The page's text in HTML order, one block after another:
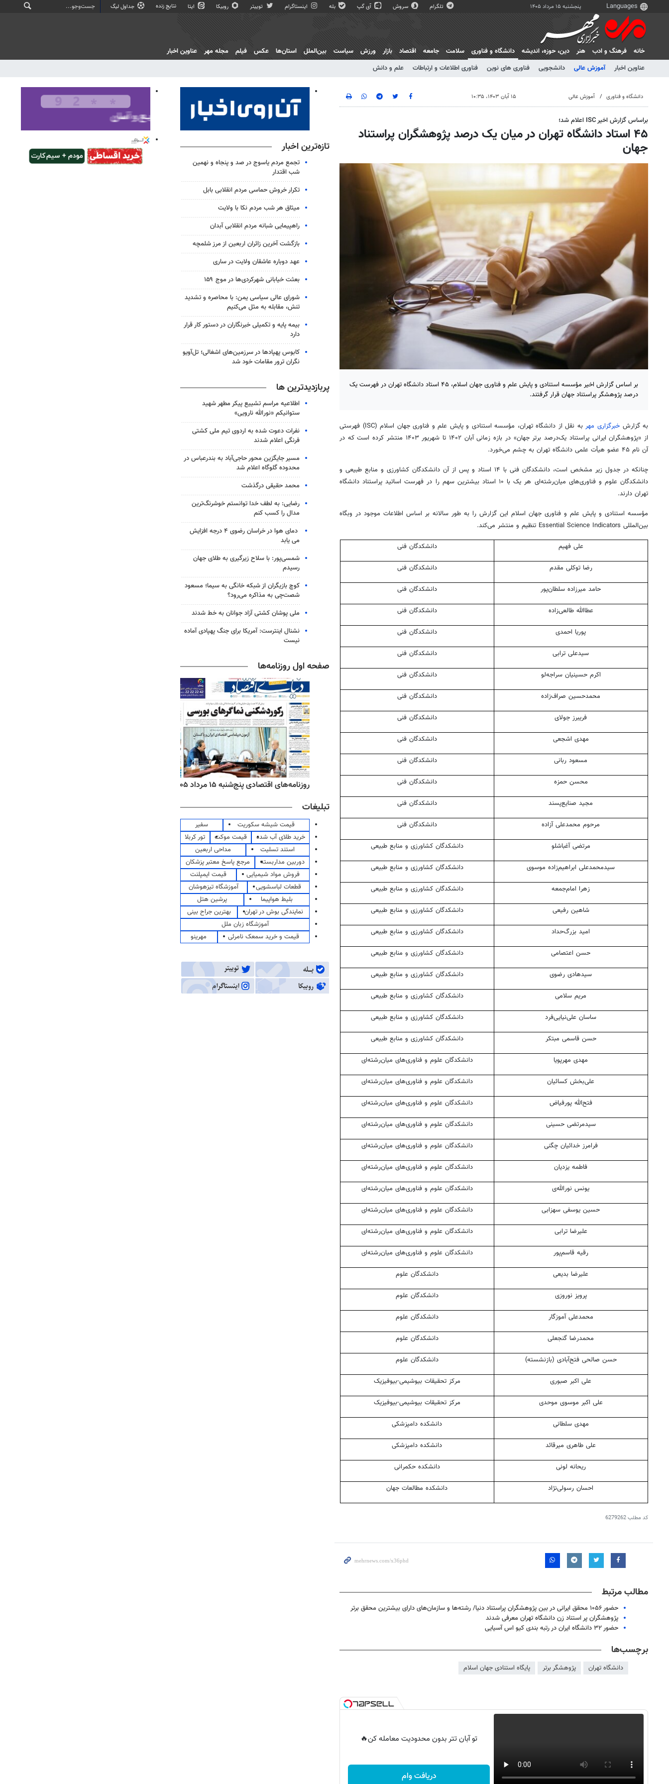
پنجشنبه ۱۵ مرداد ۱۴۰۵ تلگرام سروش آی گپ بله اینستاگرام توییتر روبیکا ایتا نتایج زنده جداول لیگ
خانه فرهنگ و ادب هنر دين، حوزه، انديشه
دانشگاه و فناوری
عناوین اخبار
آموزش عالی دانشجویی فناوری های نوین فناوری اطلاعات و ارتباطات علم و دانش
سلامت جامعه اقتصاد بازار ورزش سیاست بین‌الملل استان‌ها عکس فیلم مجله مهر عناوین اخبار
دانشگاه و فناوری آموزش عالی ۱۵ آبان ۱۴۰۳، ۱۰:۳۵
براساس گزارش اخیر ISC اعلام شد؛
۴۵ استاد دانشگاه تهران در میان یک درصد پژوهشگران پراستناد
جهان
بر اساس گزارش اخیر مؤسسه استنادی و پایش علم و فناوری جهان اسلام، ۴۵ استاد دانشگاه تهران در فهرست یک
درصد پژوهشگر پراستناد جهان قرار گرفتند.
به گزارش خبرگزاری مهر
به نقل از دانشگاه تهران، مؤسسه استنادی و پایش علم و فناوری جهان اسلام (ISC) فهرستی
از «پژوهشگران ایرانیپراستناد
یک‌درصد برتر جهان» در بازه زمانی آبان ۱۴۰۲ تا شهریور ۱۴۰۳ منتشر کرده است که در
آن نام ۴۵ عضو
هیأت علمی دانشگاه تهران به چشم می‌خورد.
چنانکه در جدول زیر مشخص است، دانشکدگانفنی با ۱۴ استاد و پس از آن دانشکدگانکشاورزی و منابع طبیعی و
دانشکدگانعلوم و فناوری‌های میان‌رشته‌ای هر یک با ۱۰ استاد بیشترین سهم را در فهرست اساتید پراستناددانشگاه
تهران دارند.
مؤسسه استنادی و پایش علم و فناوری جهان اسلام این گزارش را به طور سالانه بر اساساطلاعات موجود در وبگاه
بین‌المللی Essential Science Indicators تنظیم و منتشر می‌کند.
علی فهیم دانشکدگان فنی
رضا توکلی مقدم دانشکدگان فنی
حامد میرزاده سلطان‌پور دانشکدگان فنی
عطاالله طالعی‌زاده دانشکدگان فنی
پوریا احمدی دانشکدگان فنی
سیدعلی ترابی دانشکدگان فنی
اکرم حسینیانسراجه‌لو دانشکدگان فنی
محمدحسین صراف‌زاده دانشکدگان فنی
فریبرز جولای دانشکدگان فنی
مهدی اشجعی دانشکدگان فنی
مسعود ربانی دانشکدگان فنی
محسن حمزه دانشکدگان فنی
مجید صنایع‌پسند دانشکدگان فنی
مرحوم محمدعلی آزاده دانشکدگان فنی
مرتضیآغباشلو دانشکدگان کشاورزی و منابع طبیعی
سیدمحمدعلی ابراهیم‌زاده موسوی دانشکدگان کشاورزی و منابع طبیعی
زهرا امام‌جمعه دانشکدگان کشاورزی و منابع طبیعی
شاهین رفیعی دانشکدگان کشاورزی و منابع طبیعی
امید بزرگ‌حداد دانشکدگان کشاورزی و منابع طبیعی
حسن اعتصامی دانشکدگان کشاورزی و منابع طبیعی
سیدهادیرضوی دانشکدگان کشاورزی و منابع طبیعی
مریم سلامی دانشکدگان کشاورزی و منابع طبیعی
ساسان علی‌نیایی‌فرد دانشکدگان کشاورزی و منابع طبیعی
حسن قاسمی مبتکر دانشکدگان کشاورزی و منابع طبیعی
مهدی مهرپویا دانشکدگان علوم و فناوری‌های میان‌رشته‌ای
علی‌بخش کسائیان دانشکدگان علوم و فناوری‌های میان‌رشته‌ای
فتح‌اللهپورفیاض دانشکدگان علوم و فناوری‌های میان‌رشته‌ای
سیدمرتضی حسینی دانشکدگان علوم و فناوری‌های میان‌رشته‌ای
فرامرز خدائیانچگنی دانشکدگان علوم و فناوری‌های میان‌رشته‌ای
فاطمه یزدیان دانشکدگان علوم و فناوری‌های میان‌رشته‌ای
یونس نورالله‌ی دانشکدگان علوم و فناوری‌های میان‌رشته‌ای
حسین یوسفی سهزابی دانشکدگان علوم و فناوری‌های میان‌رشته‌ای
علیرضا ترابی دانشکدگان علوم و فناوری‌های میان‌رشته‌ای
رقیه قاسم‌پور دانشکدگان علوم و فناوری‌های میان‌رشته‌ای
علیرضا بدیعی دانشکدگان علوم
پرویز نوروزی دانشکدگان علوم
محمدعلی آموزگار دانشکدگان علوم
محمدرضا گنجعلی دانشکدگان علوم
حسن صالحی فتح‌آبادی (بازنشسته) دانشکدگان علوم
علی اکبر صبوری مرکز تحقیقات بیوشیمی-بیوفیزیک
علی اکبر موسوی موحدی مرکز تحقیقات بیوشیمی-بیوفیزیک
مهدی سلطانی دانشکده دامپزشکی
علی طاهری میرقائد دانشکده دامپزشکی
ریحانه لونی دانشکده حکمرانی
احسان رسولی‌نژاد دانشکده مطالعات جهان
کد مطلب6279262
مطالب مرتبط
حضور ۱۰۵۶ محقق ایرانی در بین پژوهشگران پراستناد دنیا/ رشته‌ها و سازمان‌های دارای بیشترین محقق برتر
پژوهشگران پر استناد زن دانشگاه تهران معرفی شدند
حضور ۳۲ دانشگاه ایران در رتبه بندی کیو اس آسیایی
برچسب‌ها
دانشگاه تهران پژوهشگر برتر پایگاه استنادی جهان اسلام
تو آبان تتر بدون محدودیت معامله کن🔥
دریافت وام
تازه‌ترین اخبار
تجمع مردم یاسوج در صد و پنجاه و نهمین
شب اقتدار
تکرار خروش حماسی مردم انقلابی بابل
میثاق هر شب مردم نکا با ولایت
راهپیمایی شبانه مردم انقلابی آبدان
بازگشت آخرین زائران اربعین از مرز شلمچه
عهد دوباره عاشقان ولایت در ساری
بعثت خیابانی شهرکردی‌ها در موج ۱۵۹
شورای عالی سیاسی یمن: با محاصره و تشدید
تنش، مقابله به مثل می‌کنیم
بیمه پایه و تکمیلی خبرنگاران در دستور کار قرار
دارد
کابوس پهپادها در سرزمین‌های اشغالی؛ تل‌آویو
نگران ترور مقامات خود شد
پربازدیدترین ها
اطلاعیه مراسم تشییع پیکر مطهر شهید
ستوانیکم «نورالله نارویی»
نفرات دعوت شده به اردوی تیم ملی کشتی
فرنگی اعلام شدند
مسیر جایگزین محور حاجی‌آباد به بندرعباس در
محدوده گلوگاه اعلام شد
محمد حقیقی درگذشت
رضایی: به لطف خدا توانستم خوشرنگ‌ترین
مدال را کسب کنم
دمای هوا در خراسان رضوی ۴ درجه افزایش
می یابد
شمسی‌پور: با سلاح زیرگیری به طلای جهان
رسیدم
کوچ بازیگران از شبکه خانگی به سیما؛ مسعود
شصت‌چی به مذاکره می‌رود؟
ملی پوشان کشتی آزاد جوانان به خط شدند
نشنال اینترست: آمریکا برای جنگ پهپادی آماده
نیست
صفحه اول روزنامه‌ها
روزنامه‌های اقتصادی چهارشنبه ۱۴ مرداد ۱۴۰۵ روزنامه‌های ورزشی پنج‌شنبه ۱۵ مرداد ۱۴۰۵ روزنامه‌های اقتصادی پنج‌شنبه ۱۵ مرداد ۱۴۰۵
تبلیغات
قیمت شیشه سکوریت
سفیر
خرید طلای آب شده
قیمت موکت
تور کربلا
استند تسلیت
مداحی اربعین
دوربین مداربسته
مرجع پاسخ معتبر پزشکان
فروش مواد شیمیایی
قیمت ایمپلنت
قطعات لباسشویی
آموزشگاه تیزهوشان
بلیط هواپیما
پرشین هتل
نمایندگی بوش در تهران
بهترین جراح بینی
آموزشگاه زبان ملل
قیمت و خرید سمعک نامرئی
مهرینو